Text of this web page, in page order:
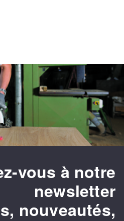
vous à notre
newsletter
nouveautés,